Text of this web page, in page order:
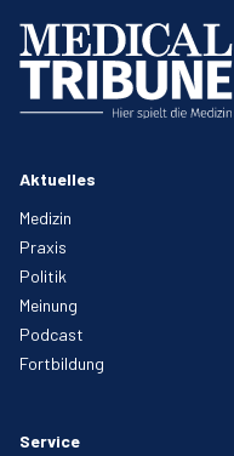
Aktuelles
Medizin
Praxis
Politik
Meinung
Podcast
Fortbildung
Service